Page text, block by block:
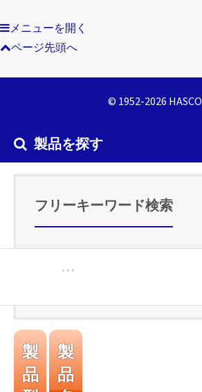
メニューを開く
ページ先頭へ
© 1952-2026 HASCO
製品を探す
フリーキーワード検索
製
品
製
品